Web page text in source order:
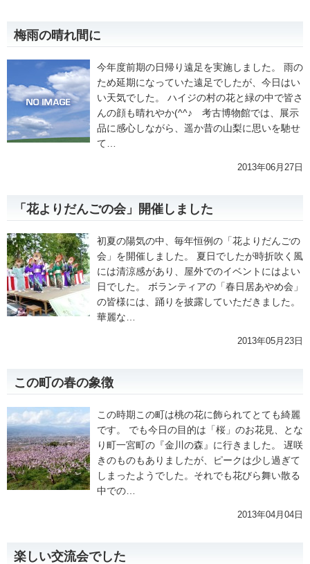
梅雨の晴れ間に
今年度前期の日帰り遠足を実施しました。 雨の
ため延期になっていた遠足でしたが、今日はい
い天気でした。 ハイジの村の花と緑の中で皆さ
んの顔も晴れやか(^^♪ 考古博物館では、展示
品に感心しながら、遥か昔の山梨に思いを馳せ
て…
2013年06月27日
「花よりだんごの会」開催しました
初夏の陽気の中、毎年恒例の「花よりだんごの
会」を開催しました。 夏日でしたが時折吹く風
には清涼感があり、屋外でのイベントにはよい
日でした。 ボランティアの「春日居あやめ会」
の皆様には、踊りを披露していただきました。
華麗な…
2013年05月23日
この町の春の象徴
この時期この町は桃の花に飾られてとても綺麗
です。 でも今日の目的は「桜」のお花見、とな
り町一宮町の『金川の森』に行きました。 遅咲
きのものもありましたが、ピークは少し過ぎて
しまったようでした。それでも花びら舞い散る
中での…
2013年04月04日
楽しい交流会でした